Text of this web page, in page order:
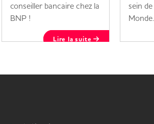
conseiller bancaire chez la
BNP !
Lire la suite
sein
Monde.